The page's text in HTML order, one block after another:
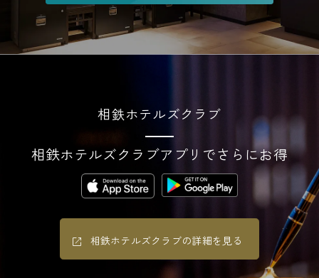
相鉄ホテルズクラブ
相鉄ホテルズクラブアプリでさらにお得
相鉄ホテルズクラブの詳細を見る